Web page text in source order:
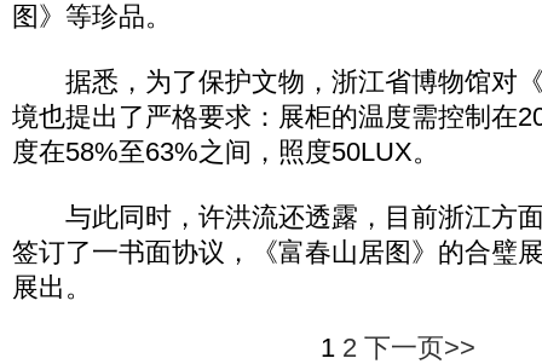
图》等珍品。
据悉，为了保护文物，浙江省博物馆对
境也提出了严格要求：展柜的温度需控制在
度在58%至63%之间，照度50LUX。
与此同时，许洪流还透露，目前浙江方
签订了一书面协议，《富春山居图》的合璧
展出。
1 2 下一页>>